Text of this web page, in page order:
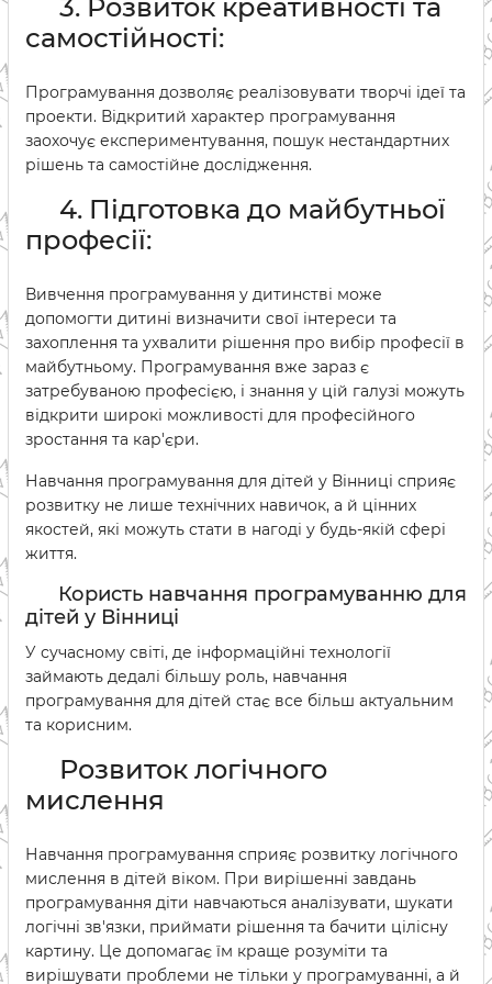
3. Розвиток креативності та
самостійності:
Програмування дозволяє реалізовувати творчі ідеї та
проекти. Відкритий характер програмування
заохочує експериментування, пошук нестандартних
рішень та самостійне дослідження.
4. Підготовка до майбутньої
професії:
Вивчення програмування у дитинстві може
допомогти дитині визначити свої інтереси та
захоплення та ухвалити рішення про вибір професії в
майбутньому. Програмування вже зараз є
затребуваною професією, і знання у цій галузі можуть
відкрити широкі можливості для професійного
зростання та кар'єри.
Навчання програмування для дітей у Вінниці сприяє
розвитку не лише технічних навичок, а й цінних
якостей, які можуть стати в нагоді у будь-якій сфері
життя.
Користь навчання програмуванню для
дітей у Вінниці
У сучасному світі, де інформаційні технології
займають дедалі більшу роль, навчання
програмування для дітей стає все більш актуальним
та корисним.
Розвиток логічного
мислення
Навчання програмування сприяє розвитку логічного
мислення в дітей віком. При вирішенні завдань
програмування діти навчаються аналізувати, шукати
логічні зв'язки, приймати рішення та бачити цілісну
картину. Це допомагає їм краще розуміти та
вирішувати проблеми не тільки у програмуванні, а й